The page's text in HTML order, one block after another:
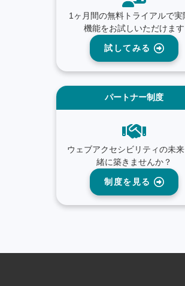
1ヶ月間の無料トライアルで実
機能をお試しいただけます
試してみる
パートナー制度
ウェブアクセシビリティの未
緒に築きませんか？
制度を見る